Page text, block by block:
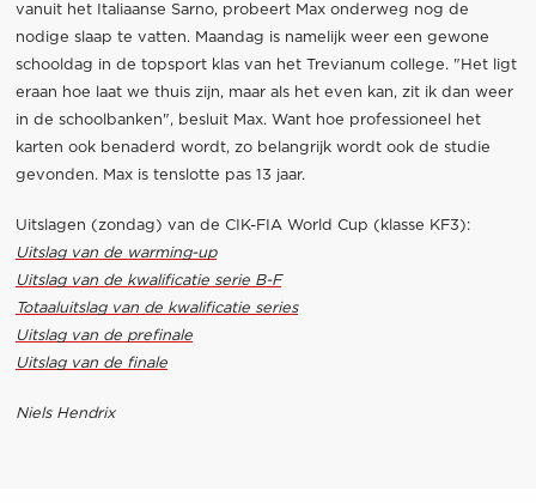
vanuit het Italiaanse Sarno, probeert Max onderweg nog de
nodige slaap te vatten. Maandag is namelijk weer een gewone
schooldag in de topsport klas van het Trevianum college. "Het ligt
eraan hoe laat we thuis zijn, maar als het even kan, zit ik dan weer
in de schoolbanken", besluit Max. Want hoe professioneel het
karten ook benaderd wordt, zo belangrijk wordt ook de studie
gevonden. Max is tenslotte pas 13 jaar.
Uitslagen (zondag) van de CIK-FIA World Cup (klasse KF3):
Uitslag van de warming-up
Uitslag van de kwalificatie serie B-F
Totaaluitslag van de kwalificatie series
Uitslag van de prefinale
Uitslag van de finale
Niels Hendrix